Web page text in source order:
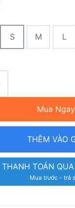
S M L
Mua Ngay
THÊM VÀO
THANH TOÁN QUA
Mua trước - trả